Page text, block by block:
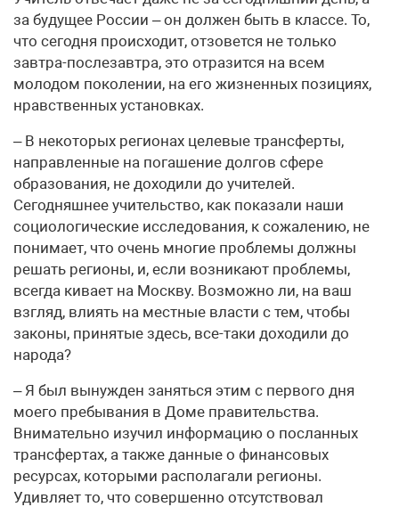
за будущее России – он должен быть в классе. То,
что сегодня происходит, отзовется не только
завтра-послезавтра, это отразится на всем
молодом поколении, на его жизненных позициях,
нравственных установках.
– В некоторых регионах целевые трансферты,
направленные на погашение долгов сфере
образования, не доходили до учителей.
Сегодняшнее учительство, как показали наши
социологические исследования, к сожалению, не
понимает, что очень многие проблемы должны
решать регионы, и, если возникают проблемы,
всегда кивает на Москву. Возможно ли, на ваш
взгляд, влиять на местные власти с тем, чтобы
законы, принятые здесь, все-таки доходили до
народа?
– Я был вынужден заняться этим с первого дня
моего пребывания в Доме правительства.
Внимательно изучил информацию о посланных
трансфертах, а также данные о финансовых
ресурсах, которыми располагали регионы.
Удивляет то, что совершенно отсутствовал